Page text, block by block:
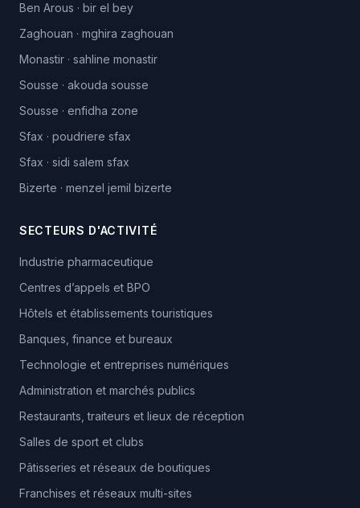
Ben Arous · bir el bey
Zaghouan · mghira zaghouan
Monastir · sahline monastir
Sousse · akouda sousse
Sousse · enfidha zone
Sfax · poudriere sfax
Sfax · sidi salem sfax
Bizerte · menzel jemil bizerte
SECTEURS D'ACTIVITÉ
Industrie pharmaceutique
Centres d’appels et BPO
Hôtels et établissements touristiques
Banques, finance et bureaux
Technologie et entreprises numériques
Administration et marchés publics
Restaurants, traiteurs et lieux de réception
Salles de sport et clubs
Pâtisseries et réseaux de boutiques
Franchises et réseaux multi-sites